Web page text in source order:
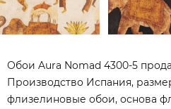
Обои Aura Nomad 4300-5
Производство Испания,
флизелиновые обои, основа